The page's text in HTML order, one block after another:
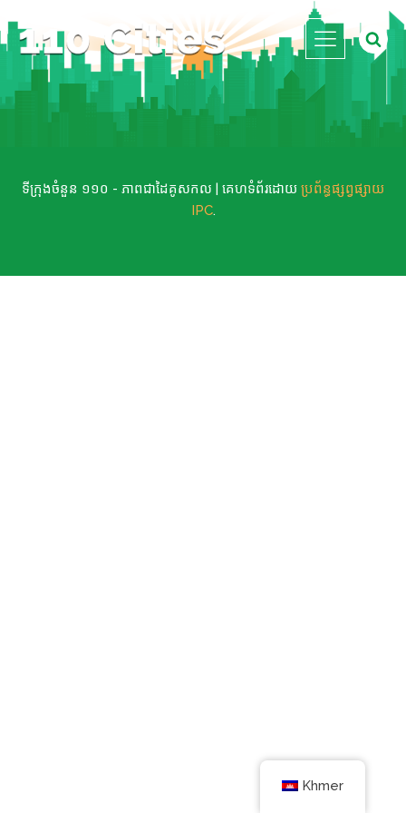
ទីក្រុងចំនួន ១១០ - ភាពជាដៃគូសកល | គេហទំព័រដោយ ប្រព័ន្ធផ្សព្វផ្សាយ
IPC.
Khmer